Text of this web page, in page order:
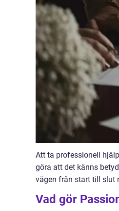
Att ta professionell
göra att det känns
vägen från start till slut
Vad gör